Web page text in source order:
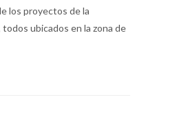
los proyectos de la
ubicados en la zona de